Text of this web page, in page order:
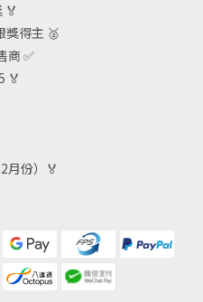
🏅
獎得主 🥈
商✅
🏅
月份）🏅